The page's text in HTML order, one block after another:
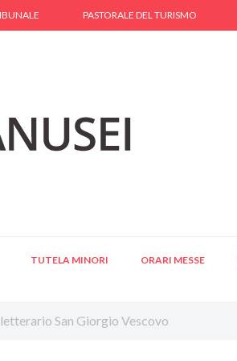
PASTORALE DEL TURISMO
TUTELA MINORI ORARI MESSE
San Giorgio Vescovo